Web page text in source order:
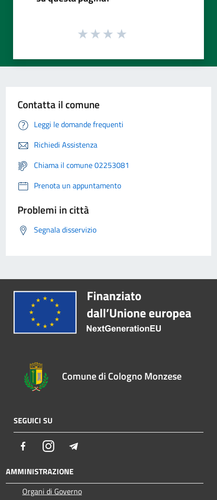
Contatta il comune
Leggi le domande frequenti
Richiedi Assistenza
Chiama il comune 02253081
Prenota un appuntamento
Problemi in città
Segnala disservizio
Comune di Cologno Monzese
SEGUICI SU
FacebookInstagram
AMMINISTRAZIONE
Organi di Governo